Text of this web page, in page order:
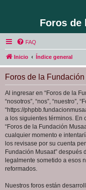
Foros de
FAQ
Inicio Índice general
Foros de la
Al ingresar en “Foros de la
“nosotros”, “nos”, “nuestro”,
“https://
a los siguientes términos. En
“Foros de la Fundación
cualquier momento e
los revisase por su cuenta
Fundación Musaat”
legalmente sometido a esos
reformados.
Nuestros foros están